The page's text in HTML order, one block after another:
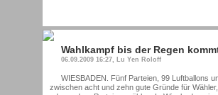
Wahlkampf bis der Regen
06.09.2009 16:27, Lu Yen Roloff
WIESBADEN. Fünf Parteien, 99 Luftballons
zwischen acht und zehn gute Gründe für